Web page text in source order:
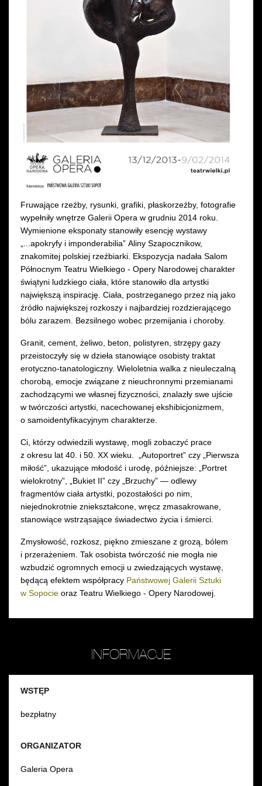
Wynajem kostiumów
Wynajem rekwizytów
Dotacje celowe
Fruwające rzeźby, rysunki, grafiki, płaskorzeźby, fotografie
wypełniły wnętrze Galerii Opera w grudniu 2014 roku.
Wymienione eksponaty stanowiły esencję wystawy
„...apokryfy i imponderabilia” Aliny Szapocznikow,
znakomitej polskiej rzeźbiarki. Ekspozycja nadała Salom
Północnym Teatru Wielkiego - Opery Narodowej charakter
świątyni ludzkiego ciała, które stanowiło dla artystki
największą inspirację. Ciała, postrzeganego przez nią jako
źródło największej rozkoszy i najbardziej rozdzierającego
bólu zarazem. Bezsilnego wobec przemijania i choroby.
Granit, cement, żeliwo, beton, polistyren, strzępy gazy
przeistoczyły się w dzieła stanowiące osobisty traktat
erotyczno-tanatologiczny. Wieloletnia walka z nieuleczalną
chorobą, emocje związane z nieuchronnymi przemianami
zachodzącymi we własnej fizyczności, znalazły swe ujście
w twórczości artystki, nacechowanej ekshibicjonizmem,
o samoidentyfikacyjnym charakterze.
Ci, którzy odwiedzili wystawę, mogli zobaczyć prace
z okresu lat 40. i 50. XX wieku. „Autoportret” czy „Pierwsza
miłość”, ukazujące młodość i urodę, późniejsze: „Portret
wielokrotny”, „Bukiet II” czy „Brzuchy” — odlewy
fragmentów ciała artystki, pozostałości po nim,
niejednokrotnie zniekształcone, wręcz zmasakrowane,
stanowiące wstrząsające świadectwo życia i śmierci.
Zmysłowość, rozkosz, piękno zmieszane z grozą, bólem
i przerażeniem. Tak osobista twórczość nie mogła nie
wzbudzić ogromnych emocji u zwiedzających wystawę,
będącą efektem współpracy Państwowej Galerii Sztuki
w Sopocie oraz Teatru Wielkiego - Opery Narodowej.
INFORMACJE
ORGANIZATOR
Galeria Opera
WSTĘP
bezpłatny